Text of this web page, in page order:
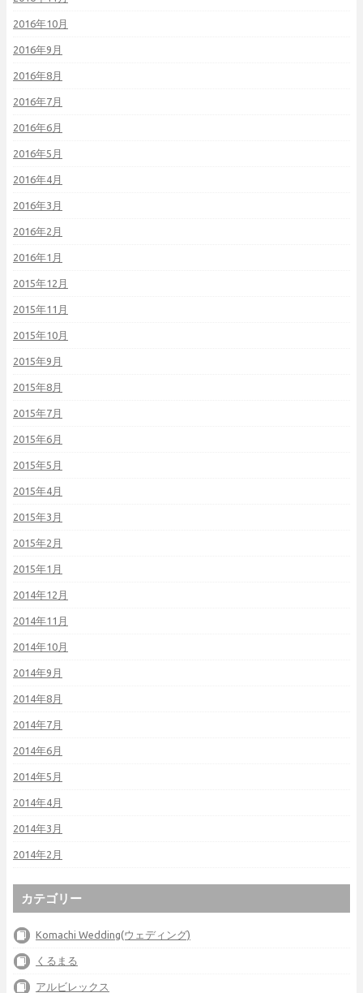
2016年10月
2016年9月
2016年8月
2016年7月
2016年6月
2016年5月
2016年4月
2016年3月
2016年2月
2016年1月
2015年12月
2015年11月
2015年10月
2015年9月
2015年8月
2015年7月
2015年6月
2015年5月
2015年4月
2015年3月
2015年2月
2015年1月
2014年12月
2014年11月
2014年10月
2014年9月
2014年8月
2014年7月
2014年6月
2014年5月
2014年4月
2014年3月
2014年2月
カテゴリー
Komachi Wedding(ウェディング)
くるまる
アルビレックス